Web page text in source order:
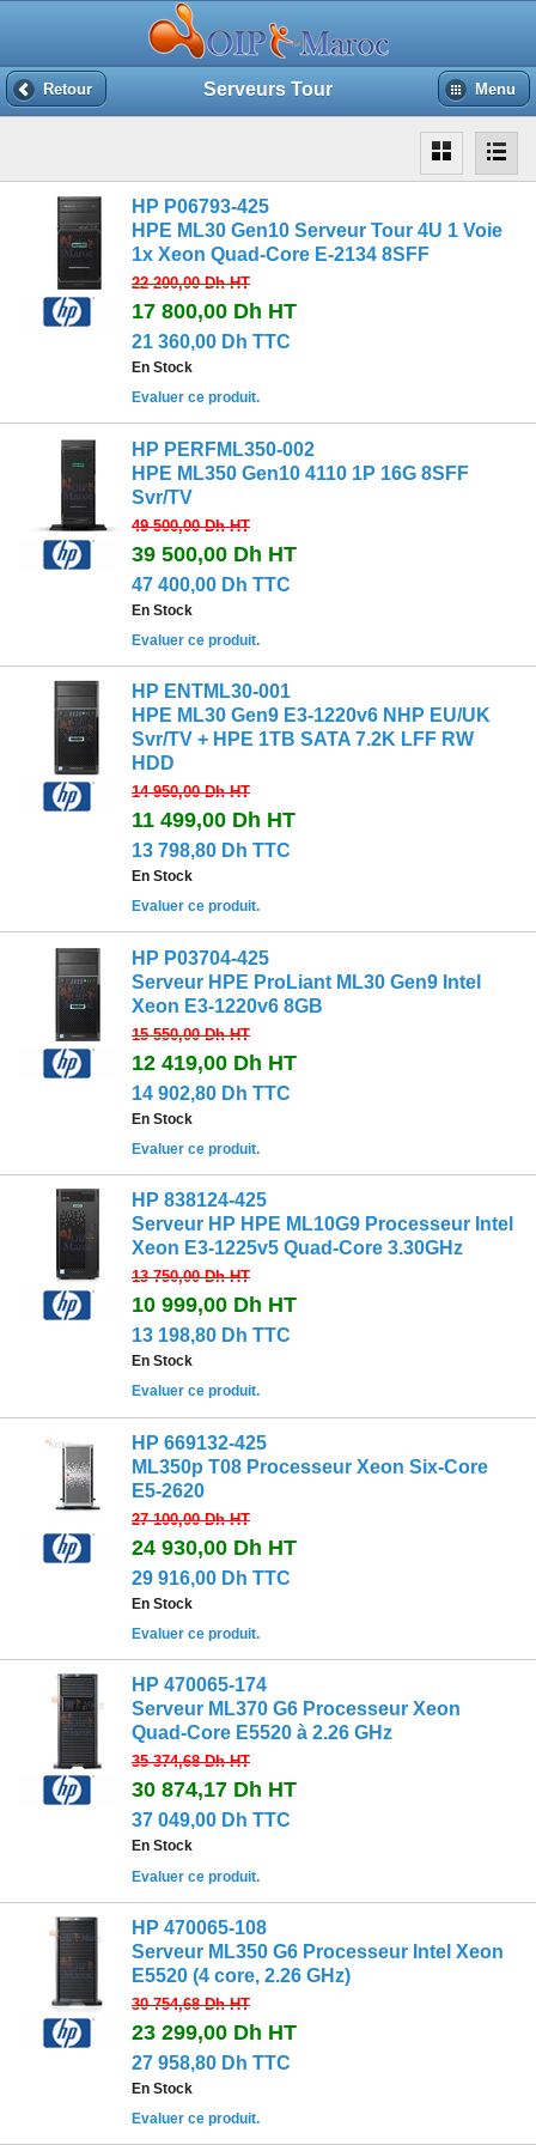
Retour Serveurs Tour Menu
HP P06793-425
HPE ML30 Gen10 Serveur Tour 4U 1 Voie
1x Xeon Quad-Core E-2134 8SFF
22 200,00 DhHT
17 800,00 Dh HT
21 360,00 Dh TTC
En Stock
Evaluer ce produit.
HP PERFML350-002
HPE ML350 Gen10 4110 1P 16G 8SFF
Svr/TV
49 500,00 DhHT
39 500,00 Dh HT
47 400,00 Dh TTC
En Stock
Evaluer ce produit.
HP ENTML30-001
HPE ML30 Gen9 E3-1220v6 NHP EU/UK
Svr/TV + HPE 1TB SATA 7.2K LFF RW
HDD
14 950,00 DhHT
11 499,00 Dh HT
13 798,80 Dh TTC
En Stock
Evaluer ce produit.
HP P03704-425
Serveur HPE ProLiant ML30 Gen9 Intel
Xeon E3-1220v6 8GB
15 550,00 DhHT
12 419,00 Dh HT
14 902,80 Dh TTC
En Stock
Evaluer ce produit.
HP 838124-425
Serveur HP HPE ML10G9 Processeur Intel
Xeon E3-1225v5 Quad-Core 3.30GHz
13 750,00 DhHT
10 999,00 Dh HT
13 198,80 Dh TTC
En Stock
Evaluer ce produit.
HP 669132-425
ML350p T08 Processeur Xeon Six-Core
E5-2620
27 100,00 DhHT
24 930,00 Dh HT
29 916,00 Dh TTC
En Stock
Evaluer ce produit.
HP 470065-174
Serveur ML370 G6 Processeur Xeon
Quad-Core E5520 à 2.26 GHz
35 374,68 DhHT
30 874,17 Dh HT
37 049,00 Dh TTC
En Stock
Evaluer ce produit.
HP 470065-108
Serveur ML350 G6 Processeur Intel Xeon
E5520 (4 core, 2.26 GHz)
30 754,68 DhHT
23 299,00 Dh HT
27 958,80 Dh TTC
En Stock
Evaluer ce produit.